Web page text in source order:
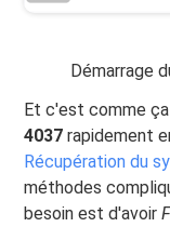
Démarrage
Et c'est comme
4037 rapidement
Récupération du
méthodes
besoin est d'avoir